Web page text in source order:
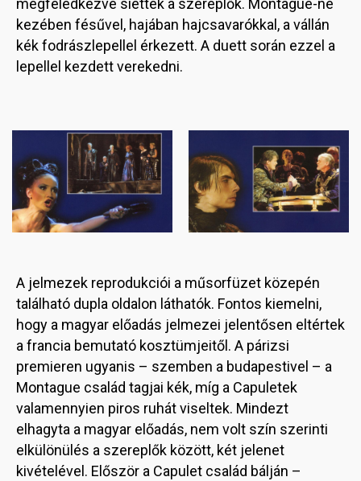
megfeledkezve siettek a szereplők. Montague-né
kezében fésűvel, hajában hajcsavarókkal, a vállán
kék fodrászlepellel érkezett. A duett során ezzel a
lepellel kezdett verekedni.
Image Image
A jelmezek reprodukciói a műsorfüzet közepén
található dupla oldalon láthatók. Fontos kiemelni,
hogy a magyar előadás jelmezei jelentősen eltértek
a francia bemutató kosztümjeitől. A párizsi
premieren ugyanis – szemben a budapestivel – a
Montague család tagjai kék, míg a Capuletek
valamennyien piros ruhát viseltek. Mindezt
elhagyta a magyar előadás, nem volt szín szerinti
elkülönülés a szereplők között, két jelenet
kivételével. Először a Capulet család bálján –